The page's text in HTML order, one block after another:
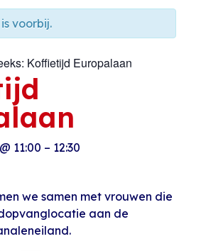
voorbij.
Koffietijd Europalaan
@ 11:00 – 12:30
we samen met vrouwen die
aan de